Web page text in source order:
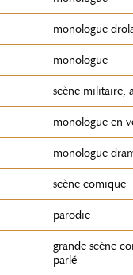
monologue
monologue
scène militaire,
monologue en
monologue
scène comique
parodie
grande scène
parlé